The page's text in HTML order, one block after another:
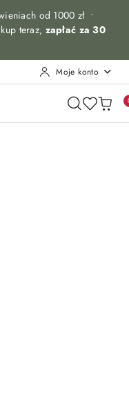
od 1000 zł •
teraz, zapłać za 30
Moje konto